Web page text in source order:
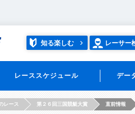
知る楽しむ レーサー
レーススケジュール デー
レース 第２６回三国競艇大賞 直前情報